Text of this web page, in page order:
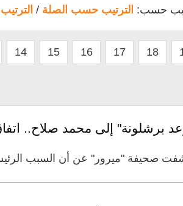
حسب: الترتيب حسب الصلة /
14 15 16 17 18
برشلونة" إلى محمد صلاح..
صحيفة "ميرور" عن أن السبب الرئيس